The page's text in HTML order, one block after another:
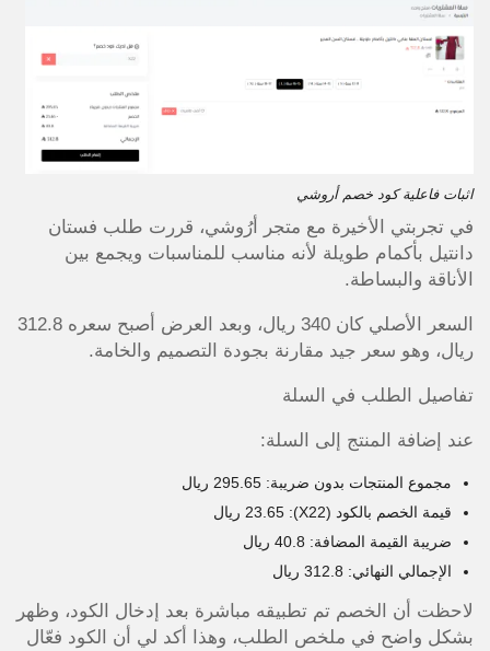
اثبات فاعلية كود خصم أروشي
في تجربتي الأخيرة مع متجر أرُوشي، قررت طلب فستان
دانتيل بأكمام طويلة لأنه مناسب للمناسبات ويجمع بين
الأناقة والبساطة.
السعر الأصلي كان 340 ريال، وبعد العرض أصبح سعره 312.8
ريال، وهو سعر جيد مقارنة بجودة التصميم والخامة.
تفاصيل الطلب في السلة
عند إضافة المنتج إلى السلة:
مجموع المنتجات بدون ضريبة: 295.65 ريال
قيمة الخصم بالكود (X22): 23.65 ريال
ضريبة القيمة المضافة: 40.8 ريال
الإجمالي النهائي: 312.8 ريال
لاحظت أن الخصم تم تطبيقه مباشرة بعد إدخال الكود، وظهر
بشكل واضح في ملخص الطلب، وهذا أكد لي أن الكود فعّال